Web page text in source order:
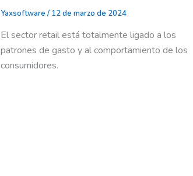
Yaxsoftware / 12 de marzo de 2024
El sector retail está totalmente ligado a los
patrones de gasto y al comportamiento de los
consumidores.